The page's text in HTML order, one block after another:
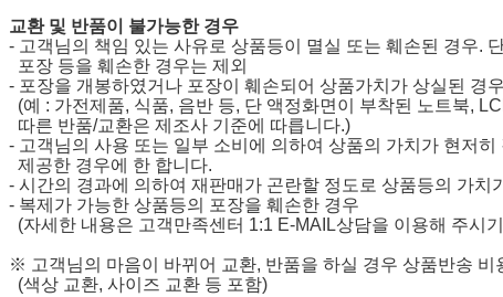
교환 및 반품이 불가능한 경우
- 고객님의 책임 있는 사유로 상품등이 멸실 또는 훼손된 경우.
포장 등을 훼손한 경우는 제외
- 포장을 개봉하였거나 포장이 훼손되어 상품가치가 상실된 경우
(예 : 가전제품, 식품, 음반 등, 단 액정화면이 부착된 노트북,
따른 반품/교환은 제조사 기준에 따릅니다.)
- 고객님의 사용 또는 일부 소비에 의하여 상품의 가치가 현저
제공한 경우에 한 합니다.
- 시간의 경과에 의하여 재판매가 곤란할 정도로 상품등의 가치
- 복제가 가능한 상품등의 포장을 훼손한 경우
(자세한 내용은 고객만족센터 1:1 E-MAIL상담을 이용해 주시
※ 고객님의 마음이 바뀌어 교환, 반품을 하실 경우 상품반송 비
(색상 교환, 사이즈 교환 등 포함)